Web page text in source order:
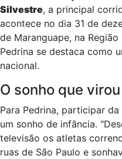
Silvestre, a principal
acontece no dia 31 de
de Maranguape, na
Pedrina se destaca como
nacional.
O sonho que
Para Pedrina, participar
um sonho de infância.
televisão os atletas
ruas de São Paulo e